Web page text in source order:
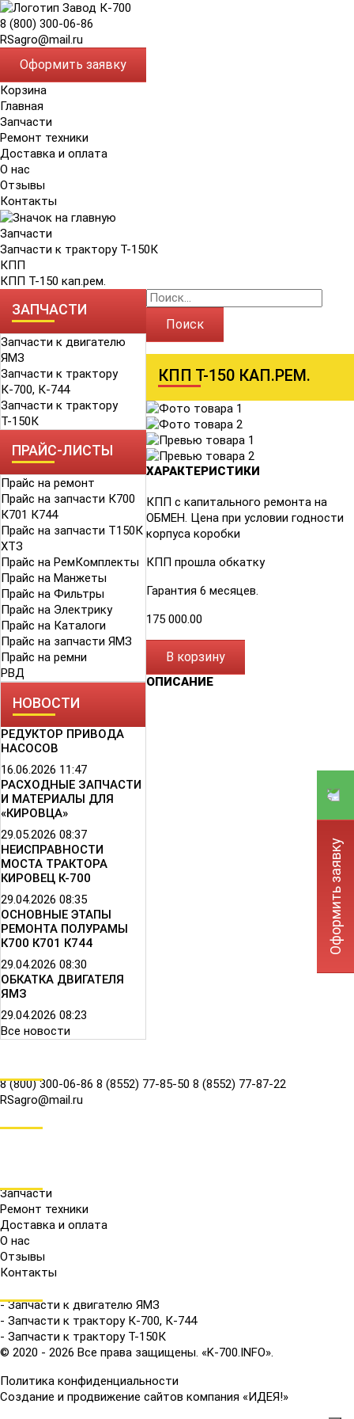
8 (800) 300-06-86
RSagro@mail.ru
Оформить заявку
Корзина
Главная
Запчасти
Ремонт техники
Доставка и оплата
О нас
Отзывы
Контакты
Запчасти
Запчасти к трактору Т-150К
КПП
КПП Т-150 кап.рем.
ЗАПЧАСТИ
Запчасти к двигателю
ЯМЗ
Запчасти к трактору
К-700, К-744
Запчасти к трактору
Т-150К
ПРАЙС-ЛИСТЫ
Прайс на ремонт
Прайс на запчасти К700
К701 К744
Прайс на запчасти Т150К
ХТЗ
Прайс на РемКомплекты
Прайс на Манжеты
Прайс на Фильтры
Прайс на Электрику
Прайс на Каталоги
Прайс на запчасти ЯМЗ
Прайс на ремни
РВД
НОВОСТИ
РЕДУКТОР ПРИВОДА
НАСОСОВ
16.06.2026 11:47
РАСХОДНЫЕ ЗАПЧАСТИ
И МАТЕРИАЛЫ ДЛЯ
«КИРОВЦА»
29.05.2026 08:37
НЕИСПРАВНОСТИ
МОСТА ТРАКТОРА
КИРОВЕЦ К-700
29.04.2026 08:35
ОСНОВНЫЕ ЭТАПЫ
РЕМОНТА ПОЛУРАМЫ
К700 К701 К744
29.04.2026 08:30
ОБКАТКА ДВИГАТЕЛЯ
ЯМЗ
29.04.2026 08:23
Все новости
Поиск
КПП Т-150 КАП.РЕМ.
ХАРАКТЕРИСТИКИ
КПП с капитального ремонта на
ОБМЕН. Цена при условии годности
корпуса коробки
КПП прошла обкатку
Гарантия 6 месяцев.
175 000.00
В корзину
ОПИСАНИЕ
8 (800) 300-06-86 8 (8552) 77-85-50 8 (8552) 77-87-22
RSagro@mail.ru
Запчасти
Ремонт техники
Доставка и оплата
О нас
Отзывы
Контакты
- Запчасти к двигателю ЯМЗ
- Запчасти к трактору К-700, К-744
- Запчасти к трактору Т-150К
© 2020 - 2026 Все права защищены. «K-700.INFO».
Политика конфиденциальности
Создание и продвижение сайтов компания «ИДЕЯ!»
Оформить заявку